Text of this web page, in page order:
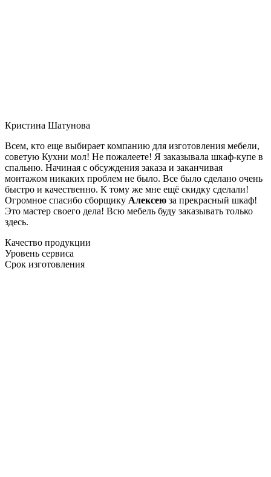
Кристина Шатунова
Всем, кто еще выбирает компанию для изготовления мебели,
советую Кухни мол! Не пожалеете! Я заказывала шкаф-купе в
спальню. Начиная с обсуждения заказа и заканчивая
монтажом никаких проблем не было. Все было сделано очень
быстро и качественно. К тому же мне ещё скидку сделали!
Огромное спасибо сборщику Алексею за прекрасный шкаф!
Это мастер своего дела! Всю мебель буду заказывать только
здесь.
Качество продукции
Уровень сервиса
Срок изготовления